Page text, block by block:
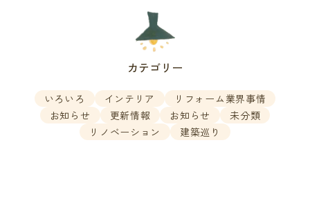
カテゴリー
いろいろ インテリア
リフォーム業界事情
お知らせ
更新情報 お知らせ
未分類
リノベーション
建築巡り